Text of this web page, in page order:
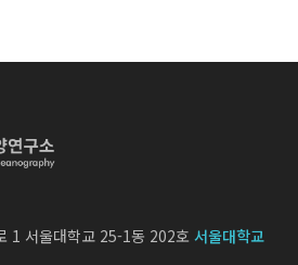
1 서울대학교 25-1동 202호 서울대학교